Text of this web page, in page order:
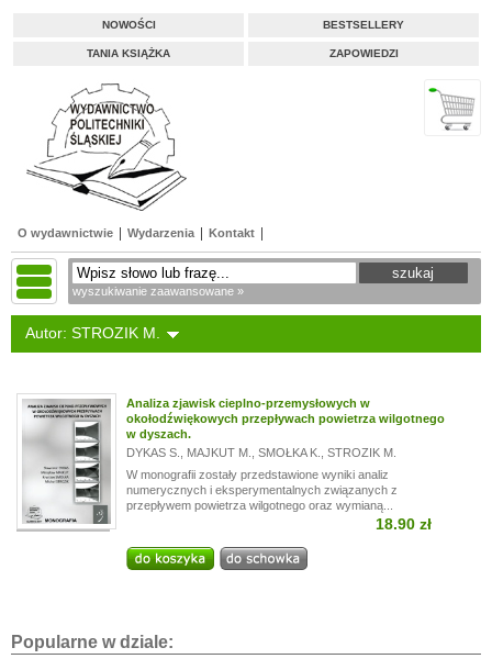
NOWOŚCI BESTSELLERY
TANIA KSIĄŻKA ZAPOWIEDZI
O wydawnictwie Wydarzenia Kontakt
wyszukiwanie zaawansowane »
Autor: STROZIK M.
Analiza zjawisk cieplno-przemysłowych w
okołodźwiękowych przepływach powietrza wilgotnego
w dyszach.
DYKAS S.
MAJKUT M. SMOŁKA K.
STROZIK M.
W monografii zostały przedstawione wyniki analiz
numerycznych i eksperymentalnych związanych z
przepływem powietrza wilgotnego oraz wymianą...
18.90 zł
Popularne w dziale: